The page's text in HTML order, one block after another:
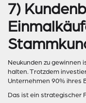
7)
Neukunden zu gewinnen
halten. Trotzdem
Unternehmen 90% ihres
Das ist ein strategischer